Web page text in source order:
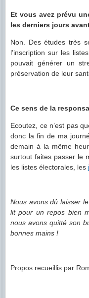
Et vous avez prévu
les derniers jours
Non. Des études très
l’inscription sur les
pouvait générer un
préservation de leur
Ce sens de la
Ecoutez, ce n’est pas
donc la fin de ma
demain à la même
surtout faites passer le
les listes électorales, les
Nous avons dû laisser
lit pour un repos bien
nous avons quitté son
bonnes mains !
Propos recueillis par